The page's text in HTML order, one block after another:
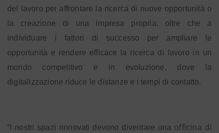
del lavoro per affrontare la ricerca di nuove opportunità o
la creazione di una impresa propria, oltre che a
individuare i fattori di successo per ampliare le
opportunità e rendere efficace la ricerca di lavoro in un
mondo competitivo e in evoluzione, dove la
digitalizzazione riduce le distanze e i tempi di contatto.
“I nostri spazi rinnovati devono diventare una officina di